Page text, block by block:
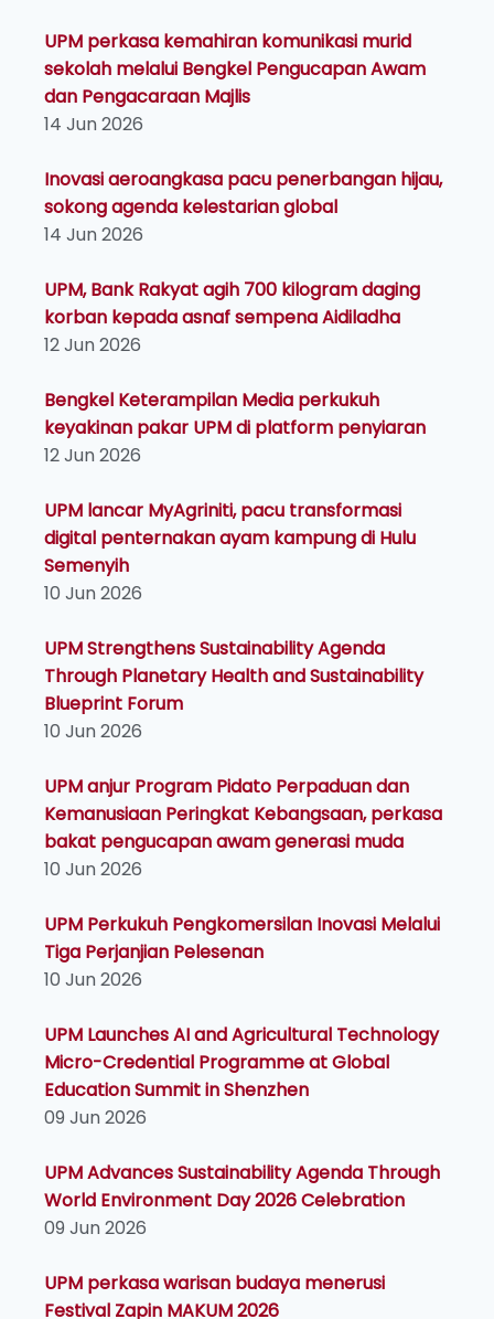
UPM perkasa kemahiran komunikasi murid
sekolah melalui Bengkel Pengucapan Awam
dan Pengacaraan Majlis
14 Jun 2026
Inovasi aeroangkasa pacu penerbangan hijau,
sokong agenda kelestarian global
14 Jun 2026
UPM, Bank Rakyat agih 700 kilogram daging
korban kepada asnaf sempena Aidiladha
12 Jun 2026
Bengkel Keterampilan Media perkukuh
keyakinan pakar UPM di platform penyiaran
12 Jun 2026
UPM lancar MyAgriniti, pacu transformasi
digital penternakan ayam kampung di Hulu
Semenyih
10 Jun 2026
UPM Strengthens Sustainability Agenda
Through Planetary Health and Sustainability
Blueprint Forum
10 Jun 2026
UPM anjur Program Pidato Perpaduan dan
Kemanusiaan Peringkat Kebangsaan, perkasa
bakat pengucapan awam generasi muda
10 Jun 2026
UPM Perkukuh Pengkomersilan Inovasi Melalui
Tiga Perjanjian Pelesenan
10 Jun 2026
UPM Launches AI and Agricultural Technology
Micro-Credential Programme at Global
Education Summit in Shenzhen
09 Jun 2026
UPM Advances Sustainability Agenda Through
World Environment Day 2026 Celebration
09 Jun 2026
UPM perkasa warisan budaya menerusi
Festival Zapin MAKUM 2026